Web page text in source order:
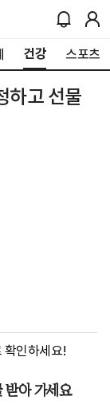
건강 스포츠
하고 선물
확인하세요!
받아 가세요